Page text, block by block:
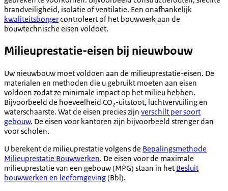
brandveiligheid, isolatie of ventilatie. Een onafhankelijk
kwaliteitsborgercontroleert of het bouwwerk aan de
bouwtechnische eisen voldoet.
Milieuprestatie-eisen bij nieuwbouw
Uw nieuwbouw moet voldoen aan de milieuprestatie-eisen. De
materialen en methoden die u gebruikt moeten aan eisen
voldoen zodat ze minimale impact op het milieu hebben.
Bijvoorbeeld de hoeveelheid CO₂-uitstoot, luchtvervuiling en
waterschaarste. Wat de eisen precies zijn verschilt per soort
gebouw. De eisen voor kantoren zijn bijvoorbeeld strenger dan
voor scholen.
U berekent de milieuprestatie volgens de Bepalingsmethode
Milieuprestatie Bouwwerken. De eisen voor de maximale
milieuprestatie van een gebouw (MPG) staan in het Besluit
bouwwerken en leefomgeving(Bbl).